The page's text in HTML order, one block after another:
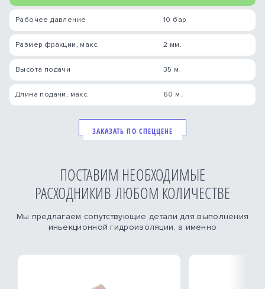
Рабочее давление 10 бар
Размер фракции, макс. 2 мм.
Высота подачи 35 м.
Длина подачи, макс. 60 м.
ЗАКАЗАТЬ ПО СПЕЦЦЕНЕ
ПОСТАВИМ НЕОБХОДИМЫЕ
РАСХОДНИКИВ ЛЮБОМ КОЛИЧЕСТВЕ
Мы предлагаем сопутствующие детали для выполнения
иньекционной гидроизоляции, а именно